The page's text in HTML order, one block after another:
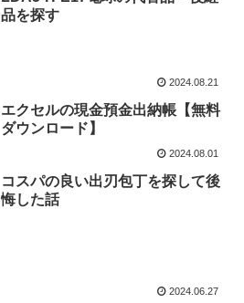
品を探す
2024.08.21
エクセルの現金預金出納帳【無料
ダウンロード】
2024.08.01
コスパの良い出刃包丁を探して後
悔した話
2024.06.27